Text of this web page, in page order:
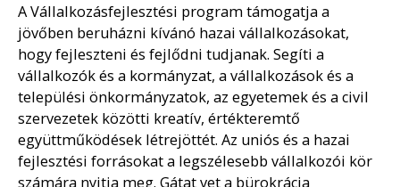
A Vállalkozásfejlesztési program támogatja a
jövőben beruházni kívánó hazai vállalkozásokat,
hogy fejleszteni és fejlődni tudjanak. Segíti a
vállalkozók és a kormányzat, a vállalkozások és a
települési önkormányzatok, az egyetemek és a civil
szervezetek közötti kreatív, értékteremtő
együttműködések létrejöttét. Az uniós és a hazai
fejlesztési forrásokat a legszélesebb vállalkozói kör
számára nyitja meg. Gátat vet a bürokrácia